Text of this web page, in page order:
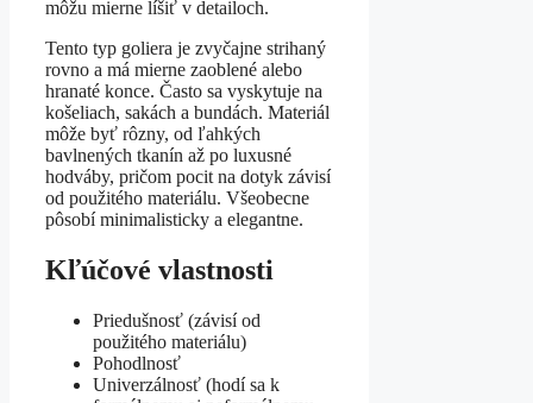
môžu mierne líšiť v detailoch.
Tento typ goliera je zvyčajne strihaný
rovno a má mierne zaoblené alebo
hranaté konce. Často sa vyskytuje na
košeliach, sakách a bundách. Materiál
môže byť rôzny, od ľahkých
bavlnených tkanín až po luxusné
hodváby, pričom pocit na dotyk závisí
od použitého materiálu. Všeobecne
pôsobí minimalisticky a elegantne.
Kľúčové vlastnosti
Priedušnosť (závisí od
použitého materiálu)
Pohodlnosť
Univerzálnosť (hodí sa k